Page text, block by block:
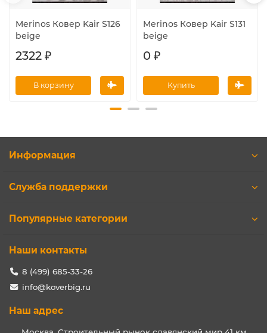
Merinos Ковер Kair S126
beige
2322 ₽
В корзину
Merinos Ковер Kair S131
beige
0 ₽
Купить
Информация
Служба поддержки
Популярные категории
Наши контакты
8 (499) 685-33-26
info@koverbig.ru
Наш адрес